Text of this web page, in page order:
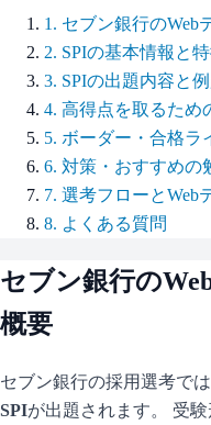
1 . セブン銀行のWeb
2. SPIの基本情報と
3. SPIの出題内容と
4. 高得点を取るため
5. ボーダー・合格ラ
6. 対策・おすすめの
7. 選考フローとWeb
8. よくある質問
セブン銀行の
概要
セブン銀行の採用選考で
SPIが出題されます。 受